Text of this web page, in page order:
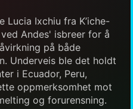
Lucia Ixchiu fra K’iche-
Andes' isbreer for å
på både
Underveis ble det holdt
i Ecuador, Peru,
oppmerksomhet mot
og forurensning.